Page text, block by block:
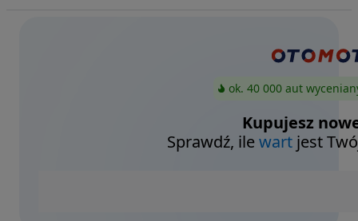
ok. 40 000 aut
Kupujesz
Sprawdź, ilewart jest